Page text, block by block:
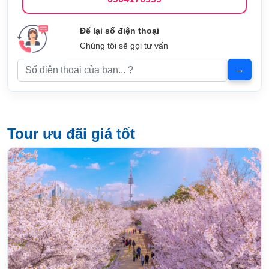
Để lại số điện thoại
Chúng tôi sẽ gọi tư vấn
Tour ưu đãi giá tốt